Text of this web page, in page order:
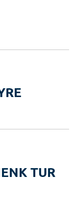
TUR